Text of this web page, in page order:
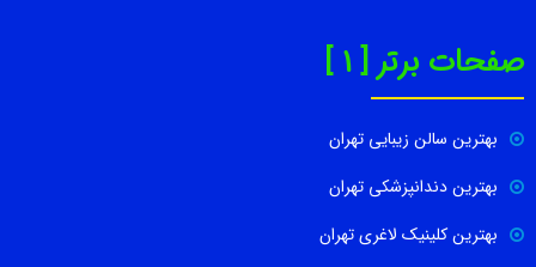
صفحات برتر [ 1 ]
بهترین سالن زیبایی تهران
بهترین دندانپزشکی تهران
بهترین کلینیک لاغری تهران